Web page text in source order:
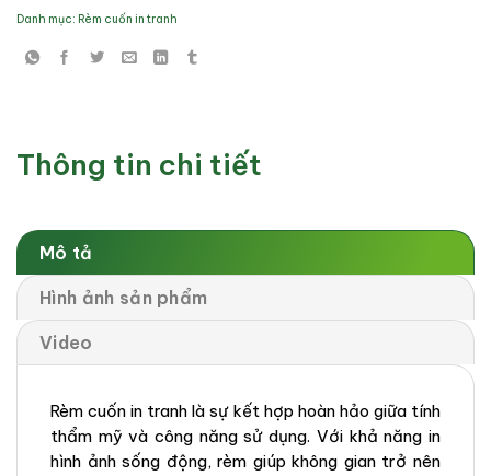
Danh mục: Rèm cuốn in tranh
Thông tin chi tiết
Mô tả
Hình ảnh sản phẩm
Video
Rèm cuốn in tranh là sự kết hợp hoàn hảo giữa tính
thẩm mỹ và công năng sử dụng. Với khả năng in
hình ảnh sống động, rèm giúp không gian trở nên